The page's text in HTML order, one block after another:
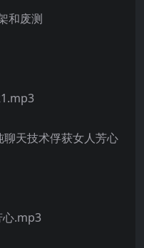
和废测
天技术俘获女人芳心
心.mp3